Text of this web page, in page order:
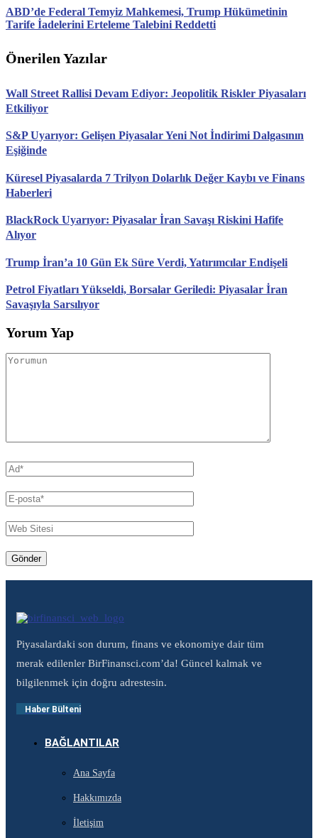
ABD’de Federal Temyiz Mahkemesi, Trump Hükümetinin
Tarife İadelerini Erteleme Talebini Reddetti
Önerilen Yazılar
Wall Street Rallisi Devam Ediyor: Jeopolitik Riskler Piyasaları
Etkiliyor
S&P Uyarıyor: Gelişen Piyasalar Yeni Not İndirimi Dalgasının
Eşiğinde
Küresel Piyasalarda 7 Trilyon Dolarlık Değer Kaybı ve Finans
Haberleri
BlackRock Uyarıyor: Piyasalar İran Savaşı Riskini Hafife
Alıyor
Trump İran’a 10 Gün Ek Süre Verdi, Yatırımcılar Endişeli
Petrol Fiyatları Yükseldi, Borsalar Geriledi: Piyasalar İran
Savaşıyla Sarsılıyor
Yorum Yap
Piyasalardaki son durum, finans ve ekonomiye dair tüm
merak edilenler BirFinansci.com’da! Güncel kalmak ve
bilgilenmek için doğru adrestesin.
Haber Bülteni
BAĞLANTILAR
Ana Sayfa
Hakkımızda
İletişim